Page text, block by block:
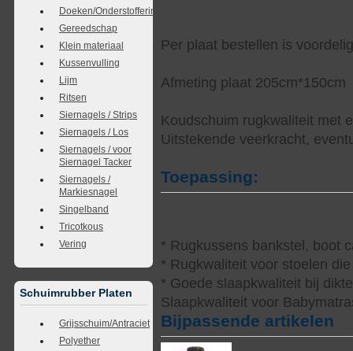
Doeken/Onderstoffering
Gereedschap
Klein materiaal
Kussenvulling
Lijm
Ritsen
Siernagels / Strips
Siernagels / Los
Siernagels / voor
Siernagel Tacker
Siernagels /
Markiesnagel
Singelband
Tricotkous
Vering
Schuimrubber Platen
Grijsschuim/Antraciet
Polyether
Per plaat bestellen is
Afmeting plaat 205cm*150cm
Koudschuim rugkwaliteit met
Uitstekende veerkracht,
Toepassing:
* Rugkussens bankstel, boot
* Rugkwaliteit voor stoelen
* Goede slaapkwaliteit bij
Slaapkwaliteit voor
Bijpassende artikelen